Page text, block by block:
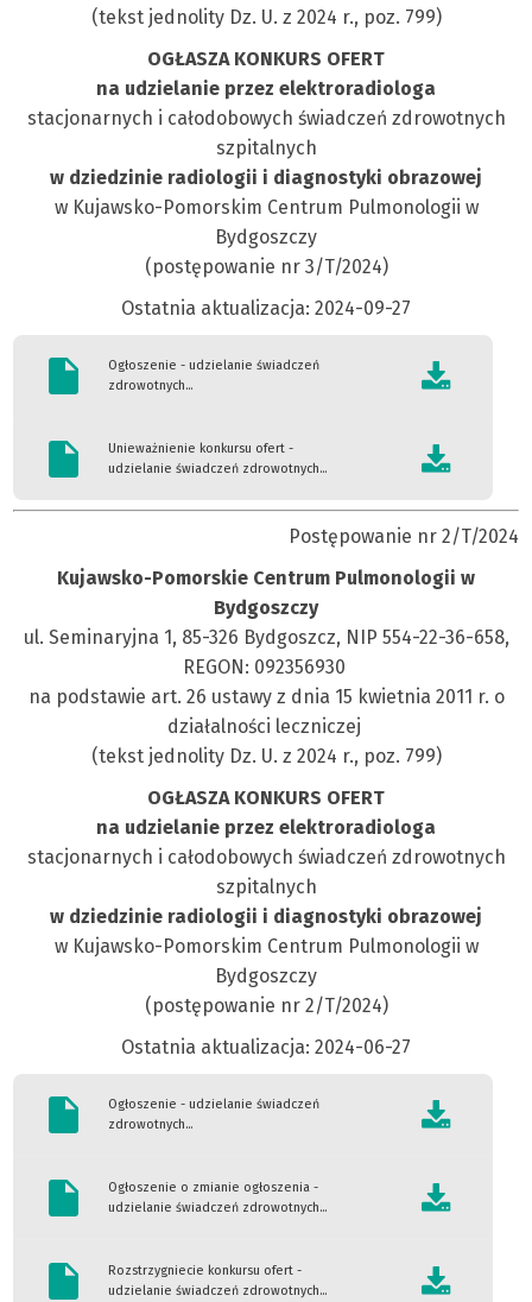
(tekst jednolity Dz. U. z 2024 r., poz. 799)
OGŁASZA KONKURS OFERT
na udzielanie przez elektroradiologa
stacjonarnych i całodobowych świadczeń zdrowotnych
szpitalnych
w dziedzinie radiologii i diagnostyki obrazowej
w Kujawsko-Pomorskim Centrum Pulmonologii w
Bydgoszczy
(postępowanie nr 3/T/2024)
Ostatnia aktualizacja: 2024-09-27
Ogłoszenie - udzielanie świadczeń
zdrowotnych...
Unieważnienie konkursu ofert -
udzielanie świadczeń zdrowotnych...
Postępowanie nr 2/T/2024
Kujawsko-Pomorskie Centrum Pulmonologii w
Bydgoszczy
ul. Seminaryjna 1, 85-326 Bydgoszcz, NIP 554-22-36-658,
REGON: 092356930
na podstawie art. 26 ustawy z dnia 15 kwietnia 2011 r. o
działalności leczniczej
(tekst jednolity Dz. U. z 2024 r., poz. 799)
OGŁASZA KONKURS OFERT
na udzielanie przez elektroradiologa
stacjonarnych i całodobowych świadczeń zdrowotnych
szpitalnych
w dziedzinie radiologii i diagnostyki obrazowej
w Kujawsko-Pomorskim Centrum Pulmonologii w
Bydgoszczy
(postępowanie nr 2/T/2024)
Ostatnia aktualizacja: 2024-06-27
Ogłoszenie - udzielanie świadczeń
zdrowotnych...
Ogłoszenie o zmianie ogłoszenia -
udzielanie świadczeń zdrowotnych...
Rozstrzygniecie konkursu ofert -
udzielanie świadczeń zdrowotnych...